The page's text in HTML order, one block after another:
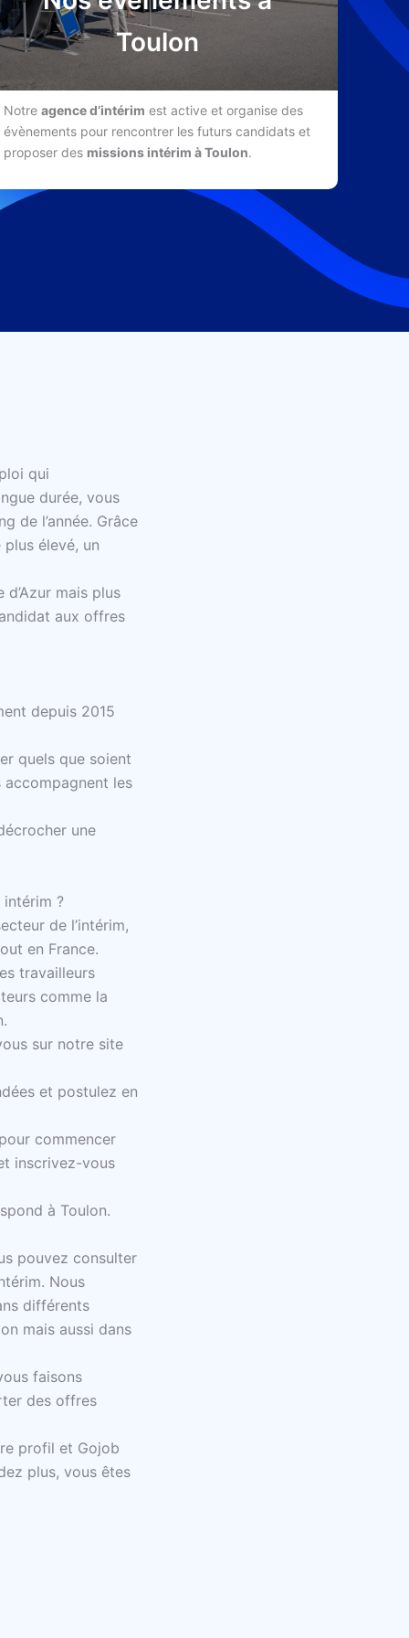
Toulon
Notre agence d’intérim est active et organise des
évènements pour rencontrer les futurs candidats et
proposer des missions intérim à Toulon.
qui
durée, vous
de l’année. Grâce
élevé, un
mais plus
aux offres
depuis 2015
quels que soient
accompagnent les
une
intérim ?
de l’intérim,
en France.
travailleurs
comme la
sur notre site
et postulez en
commencer
inscrivez-vous
à Toulon.
pouvez consulter
Nous
différents
mais aussi dans
faisons
des offres
profil et Gojob
plus, vous êtes